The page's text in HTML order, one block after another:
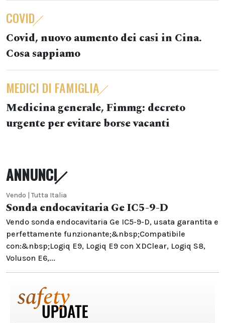
COVID
Covid, nuovo aumento dei casi in Cina.
Cosa sappiamo
MEDICI DI FAMIGLIA
Medicina generale, Fimmg: decreto
urgente per evitare borse vacanti
ANNUNCI
Vendo | Tutta Italia
Sonda endocavitaria Ge IC5-9-D
Vendo sonda endocavitaria Ge IC5-9-D, usata garantita e
perfettamente funzionante;&nbsp;Compatibile
con:&nbsp;Logiq E9, Logiq E9 con XDClear, Logiq S8,
Voluson E6,...